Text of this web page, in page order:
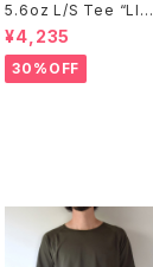
5.6oz L/S Tee “LIFE
IS”
¥4,235
30%OFF